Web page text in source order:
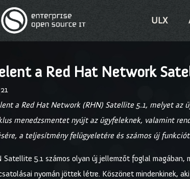
ULX
a Red Hat Network
a Red Hat Network (RHN) Satellite 5.1, melyet az
menedzsmentet nyújt az ügyfeleknek, valamint
a teljesítmény felügyeletére és számos új
Satellite 5.1 számos olyan új jellemzőt foglal
nyomán jöttek létre. Köszönet mindenkinek,